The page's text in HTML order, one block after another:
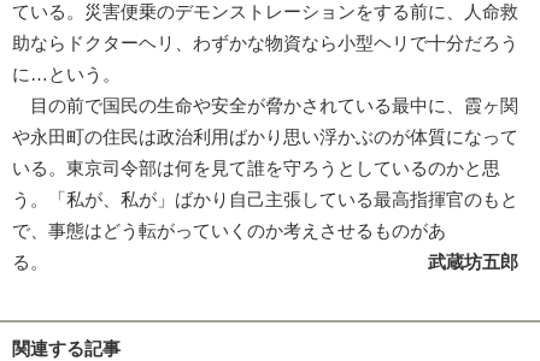
ている。災害便乗のデモンストレーションをする前に、人命救
助ならドクターヘリ、わずかな物資なら小型ヘリで十分だろう
に…という。
目の前で国民の生命や安全が脅かされている最中に、霞ヶ関
や永田町の住民は政治利用ばかり思い浮かぶのが体質になって
いる。東京司令部は何を見て誰を守ろうとしているのかと思
う。「私が、私が」ばかり自己主張している最高指揮官のもと
で、事態はどう転がっていくのか考えさせるものがあ
る。 武蔵坊五郎
関連する記事